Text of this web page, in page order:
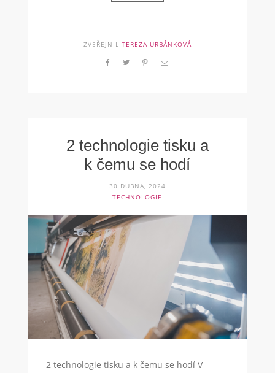
ZVEŘEJNIL TEREZA URBÁNKOVÁ
2 technologie tisku a
k čemu se hodí
30 DUBNA, 2024
TECHNOLOGIE
2 technologie tisku a k čemu se hodí V